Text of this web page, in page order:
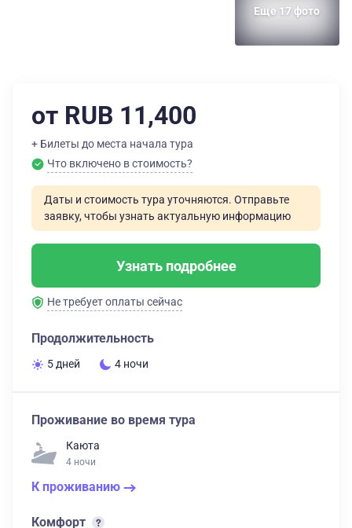
Еще 17 фото
от RUB 11,400
+ Билеты до места начала тура
Что включено в стоимость?
Даты и стоимость тура уточняются. Отправьте
заявку, чтобы узнать актуальную информацию
Узнать подробнее
Не требует оплаты сейчас
Продолжительность
5 дней 4 ночи
Проживание во время тура
Каюта
4 ночи
К проживанию
Комфорт